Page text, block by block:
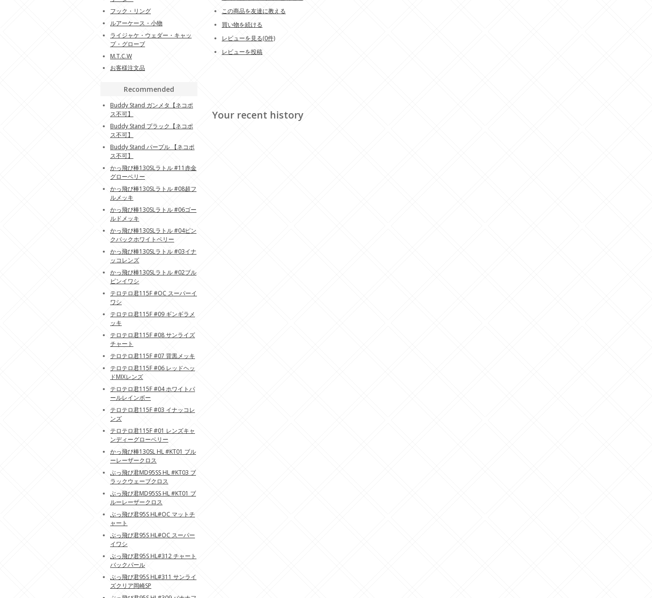
この商品を友達に教える
買い物を続ける
レビューを見る(0件)
レビューを投稿
Your recent history
フック・リング
ルアーケース・小物
ライジャケ・ウェダー・キャッ
プ・グローブ
M.T.C.W
お客様注文品
Recommended
Buddy Stand ガンメタ【ネコポ
ス不可】
Buddy Stand プラック【ネコポ
ス不可】
Buddy Stand パープル 【ネコポ
ス不可】
かっ飛び棒130SLラトル #11赤金
グローベリー
かっ飛び棒130SLラトル #08超フ
ルメッキ
かっ飛び棒130SLラトル #06ゴー
ルドメッキ
かっ飛び棒130SLラトル #04ピン
クバックホワイトベリー
かっ飛び棒130SLラトル #03イナ
ッコレンズ
かっ飛び棒130SLラトル #02ブル
ピンイワシ
テロテロ君115F #OC スーパーイ
ワシ
テロテロ君115F #09 ギンギラメ
ッキ
テロテロ君115F #08 サンライズ
チャート
テロテロ君115F #07 背黒メッキ
テロテロ君115F #06 レッドヘッ
ドMIXレンズ
テロテロ君115F #04 ホワイトパ
ールレインボー
テロテロ君115F #03 イナッコレ
ンズ
テロテロ君115F #01 レンズキャ
ンディーグローベリー
かっ飛び棒130SL HL #KT01 ブル
ーレーザークロス
ぶっ飛び君MD95SS HL #KT03 ブ
ラックウェーブクロス
ぶっ飛び君MD95SS HL #KT01 ブ
ルーレーザークロス
ぶっ飛び君95S HL#OC マットチ
ャート
ぶっ飛び君95S HL#OC スーパー
イワシ
ぶっ飛び君95S HL#312 チャート
バックパール
ぶっ飛び君95S HL#311 サンライ
ズクリア岡崎SP